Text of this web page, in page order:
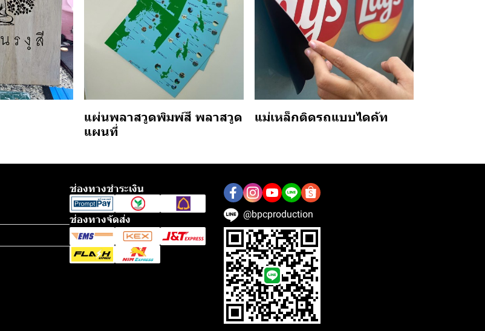
แผ่นพลาสวูดพิมพ์สี พลาสวูด
แผนที่
แม่เหล็กติดรถแบบไดคัท
ช่องทางชำระเงิน
ช่องทางจัดส่ง @bpcproduction